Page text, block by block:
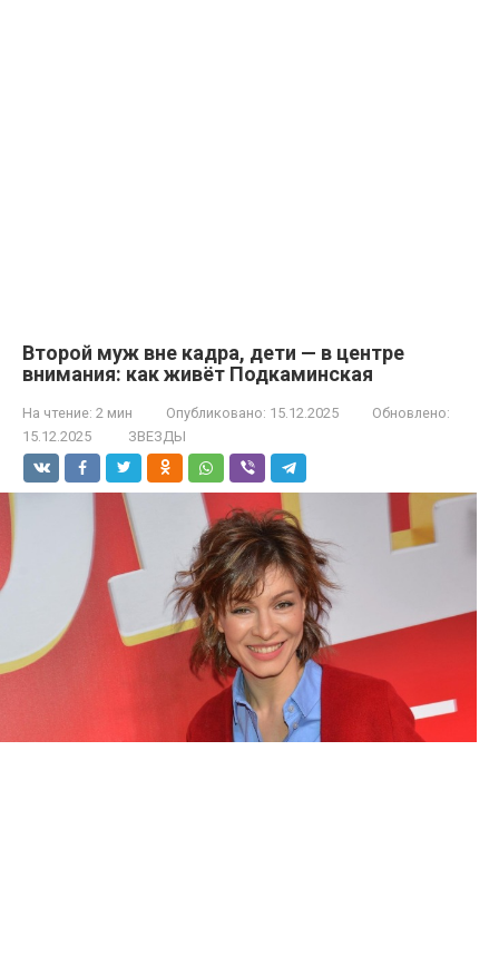
Второй муж вне кадра, дети — в центре
внимания: как живёт Подкаминская
На чтение: 2 мин Опубликовано: 15.12.2025
Обновлено:
15.12.2025
ЗВЕЗДЫ